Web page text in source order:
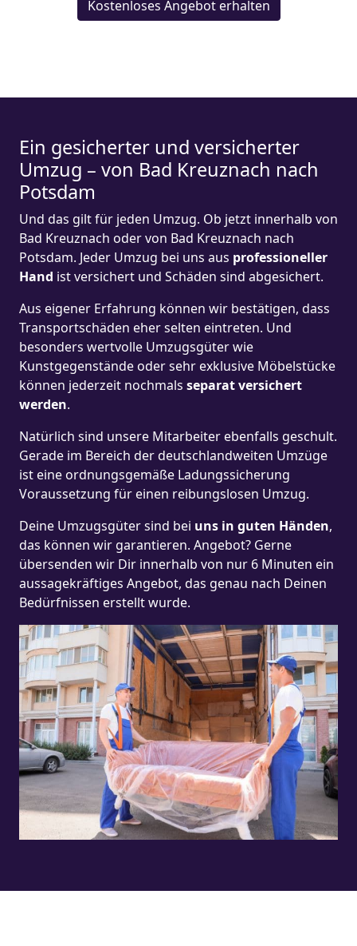
Kostenloses Angebot erhalten
Ein gesicherter und versicherter
Umzug – von Bad Kreuznach nach
Potsdam
Und das gilt für jeden Umzug. Ob jetzt innerhalb von
Bad Kreuznach oder von Bad Kreuznach nach
Potsdam. Jeder Umzug bei uns aus professioneller
Hand ist versichert und Schäden sind abgesichert.
Aus eigener Erfahrung können wir bestätigen, dass
Transportschäden eher selten eintreten. Und
besonders wertvolle Umzugsgüter wie
Kunstgegenstände oder sehr exklusive Möbelstücke
können jederzeit nochmals separat versichert
werden.
Natürlich sind unsere Mitarbeiter ebenfalls geschult.
Gerade im Bereich der deutschlandweiten Umzüge
ist eine ordnungsgemäße Ladungssicherung
Voraussetzung für einen reibungslosen Umzug.
Deine Umzugsgüter sind bei uns in guten Händen,
das können wir garantieren. Angebot? Gerne
übersenden wir Dir innerhalb von nur 6 Minuten ein
aussagekräftiges Angebot, das genau nach Deinen
Bedürfnissen erstellt wurde.